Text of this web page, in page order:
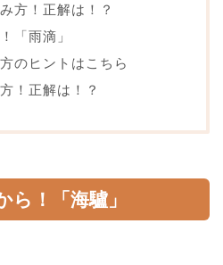
方！正解は！？
「雨滴」
のヒントはこちら
！正解は！？
ら！「海驢」